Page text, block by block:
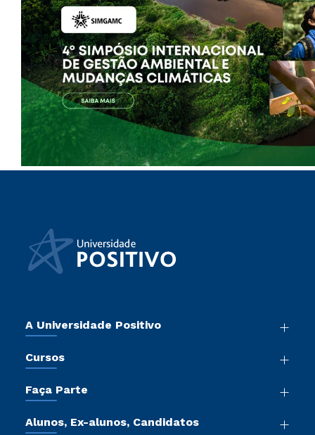
A Universidade Positivo
Sala de Imprensa
Trabalhe Conosco
Sou Colaborador
Cursos
Pós-Graduação
Faça Parte
Vestibular Redação
Alunos, Ex-alunos, Candidatos